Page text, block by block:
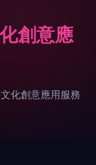
創意應
化創意應用服務